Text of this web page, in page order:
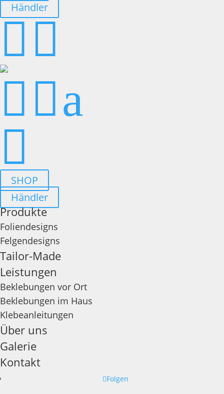
Händler
 
 a

SHOP
Händler
Produkte
Foliendesigns
Felgendesigns
Tailor-Made
Leistungen
Beklebungen vor Ort
Beklebungen im Haus
Klebeanleitungen
Über uns
Galerie
Kontakt
Folgen